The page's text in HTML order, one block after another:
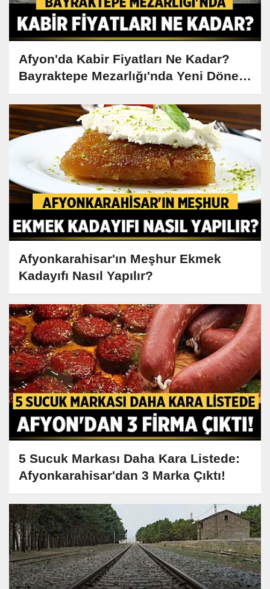
Afyon'da Kabir Fiyatları Ne Kadar?
Bayraktepe Mezarlığı'nda Yeni Dönem
Başladı
Afyonkarahisar'ın Meşhur Ekmek
Kadayıfı Nasıl Yapılır?
5 Sucuk Markası Daha Kara Listede:
Afyonkarahisar'dan 3 Marka Çıktı!